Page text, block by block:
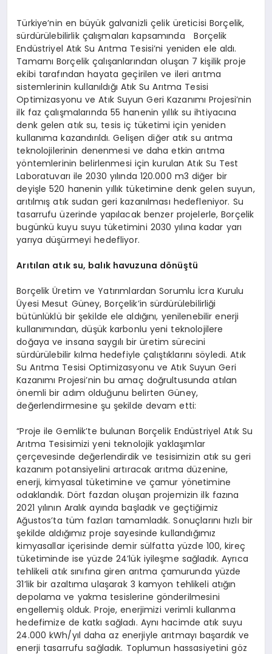
Türkiye’nin en büyük galvanizli çelik üreticisi Borçelik,
sürdürülebilirlik çalışmaları kapsamında Borçelik
Endüstriyel Atık Su Arıtma Tesisi’ni yeniden ele aldı.
Tamamı Borçelik çalışanlarından oluşan 7 kişilik proje
ekibi tarafından hayata geçirilen ve ileri arıtma
sistemlerinin kullanıldığı Atık Su Arıtma Tesisi
Optimizasyonu ve Atık Suyun Geri Kazanımı Projesi’nin
ilk faz çalışmalarında 55 hanenin yıllık su ihtiyacına
denk gelen atık su, tesis iç tüketimi için yeniden
kullanıma kazandırıldı. Gelişen diğer atık su arıtma
teknolojilerinin denenmesi ve daha etkin arıtma
yöntemlerinin belirlenmesi için kurulan Atık Su Test
Laboratuvarı ile 2030 yılında 120.000 m3 diğer bir
deyişle 520 hanenin yıllık tüketimine denk gelen suyun,
arıtılmış atık sudan geri kazanılması hedefleniyor. Su
tasarrufu üzerinde yapılacak benzer projelerle, Borçelik
bugünkü kuyu suyu tüketimini 2030 yılına kadar yarı
yarıya düşürmeyi hedefliyor.
Arıtılan atık su, balık havuzuna dönüştü
Borçelik Üretim ve Yatırımlardan Sorumlu İcra Kurulu
Üyesi Mesut Güney, Borçelik’in sürdürülebilirliği
bütünlüklü bir şekilde ele aldığını, yenilenebilir enerji
kullanımından, düşük karbonlu yeni teknolojilere
doğaya ve insana saygılı bir üretim sürecini
sürdürülebilir kılma hedefiyle çalıştıklarını söyledi. Atık
Su Arıtma Tesisi Optimizasyonu ve Atık Suyun Geri
Kazanımı Projesi’nin bu amaç doğrultusunda atılan
önemli bir adım olduğunu belirten Güney,
değerlendirmesine şu şekilde devam etti:
“Proje ile Gemlik’te bulunan Borçelik Endüstriyel Atık Su
Arıtma Tesisimizi yeni teknolojik yaklaşımlar
çerçevesinde değerlendirdik ve tesisimizin atık su geri
kazanım potansiyelini artıracak arıtma düzenine,
enerji, kimyasal tüketimine ve çamur yönetimine
odaklandık. Dört fazdan oluşan projemizin ilk fazına
2021 yılının Aralık ayında başladık ve geçtiğimiz
Ağustos’ta tüm fazları tamamladık. Sonuçlarını hızlı bir
şekilde aldığımız proje sayesinde kullandığımız
kimyasallar içerisinde demir sülfatta yüzde 100, kireç
tüketiminde ise yüzde 24’lük iyileşme sağladık. Ayrıca
tehlikeli atık sınıfına giren arıtma çamurunda yüzde
31’lik bir azaltıma ulaşarak 3 kamyon tehlikeli atığın
depolama ve yakma tesislerine gönderilmesini
engellemiş olduk. Proje, enerjimizi verimli kullanma
hedefimize de katkı sağladı. Aynı hacimde atık suyu
24.000 kWh/yıl daha az enerjiyle arıtmayı başardık ve
enerji tasarrufu sağladık. Toplumun hassasiyetini göz